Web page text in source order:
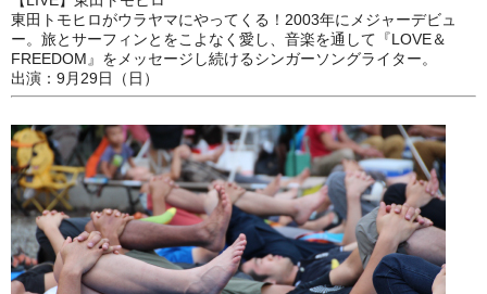
東田トモヒロがウラヤマにやってくる！2003年にメジャーデビュ
ー。旅とサーフィンとをこよなく愛し、音楽を通して『LOVE＆
FREEDOM』をメッセージし続けるシンガーソングライター。
出演：9月29日（日）